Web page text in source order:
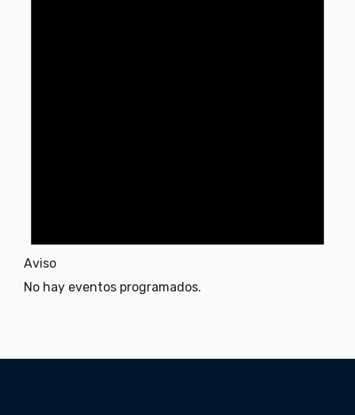
Aviso
No hay eventos programados.